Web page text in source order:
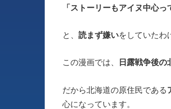
「ストーリーもアイヌ中心っ
と、 読まず嫌いをしていたわ
この漫画では、 日露戦争後の
だから北海道の原住民である
心になっています。